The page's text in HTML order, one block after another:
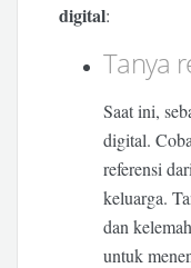
digital:
Tanya
Saat ini,
digital.
referensi
keluarga.
dan
untuk